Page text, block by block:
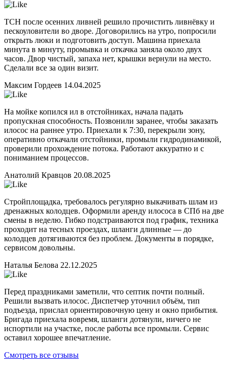
ТСН после осенних ливней решило прочистить ливнёвку и
пескоуловители во дворе. Договорились на утро, попросили
открыть люки и подготовить доступ. Машина приехала
минута в минуту, промывка и откачка заняла около двух
часов. Двор чистый, запаха нет, крышки вернули на место.
Сделали все за один визит.
Максим Гордеев 14.04.2025
На мойке копился ил в отстойниках, начала падать
пропускная способность. Позвонили заранее, чтобы заказать
илосос на раннее утро. Приехали к 7:30, перекрыли зону,
оперативно откачали отстойники, промыли гидродинамикой,
проверили прохождение потока. Работают аккуратно и с
пониманием процессов.
Анатолий Кравцов 20.08.2025
Стройплощадка, требовалось регулярно выкачивать шлам из
дренажных колодцев. Оформили аренду илососа в СПб на две
смены в неделю. Гибко подстраиваются под график, техника
проходит на тесных проездах, шланги длинные — до
колодцев дотягиваются без проблем. Документы в порядке,
сервисом довольны.
Наталья Белова 22.12.2025
Перед праздниками заметили, что септик почти полный.
Решили вызвать илосос. Диспетчер уточнил объём, тип
подъезда, прислал ориентировочную цену и окно прибытия.
Бригада приехала вовремя, шланги дотянули, ничего не
испортили на участке, после работы все промыли. Сервис
оставил хорошее впечатление.
Смотреть все отзывы